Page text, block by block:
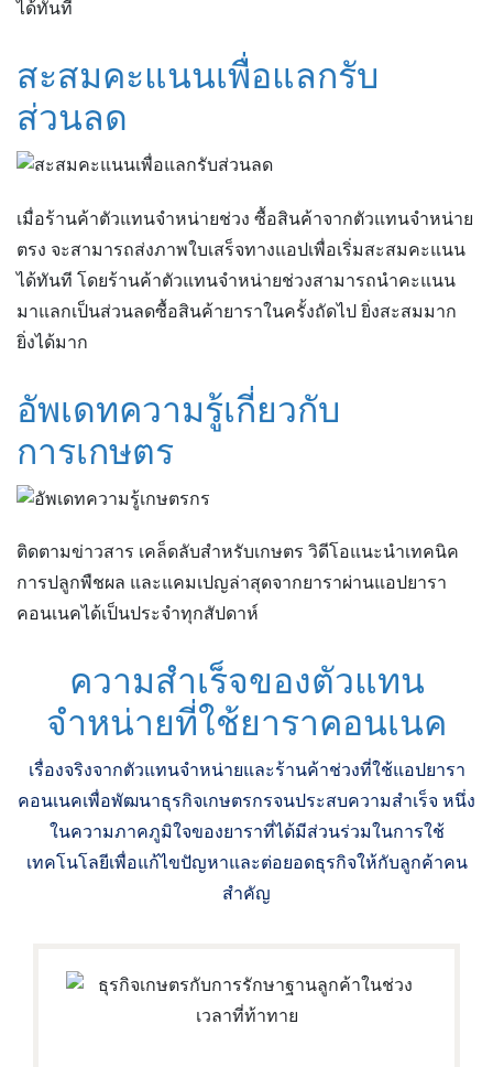
ได้ทันที
สะสมคะแนนเพื่อแลกรับ
ส่วนลด
เมื่อร้านค้าตัวแทนจำหน่ายช่วง ซื้อสินค้าจากตัวแทนจำหน่าย
ตรง จะสามารถส่งภาพใบเสร็จทางแอปเพื่อเริ่มสะสมคะแนน
ได้ทันที โดยร้านค้าตัวแทนจำหน่ายช่วงสามารถนำคะแนน
มาแลกเป็นส่วนลดซื้อสินค้ายาราในครั้งถัดไป ยิ่งสะสมมาก
ยิ่งได้มาก
อัพเดทความรู้เกี่ยวกับ
การเกษตร
ติดตามข่าวสาร เคล็ดลับสำหรับเกษตร วิดีโอแนะนำเทคนิค
การปลูกพืชผล และแคมเปญล่าสุดจากยาราผ่านแอปยารา
คอนเนคได้เป็นประจำทุกสัปดาห์
ความสำเร็จของตัวแทน
จำหน่ายที่ใช้ยาราคอนเนค
เรื่องจริงจากตัวแทนจำหน่ายและร้านค้าช่วงที่ใช้แอปยารา
คอนเนคเพื่อพัฒนาธุรกิจเกษตรกรจนประสบความสำเร็จ หนึ่ง
ในความภาคภูมิใจของยาราที่ ได้มีส่วนร่วมในการ ใช้
เทคโนโลยีเพื่อแก้ไขปัญหาและต่อยอดธุรกิจ ให้กับลูกค้าคน
สำคัญ